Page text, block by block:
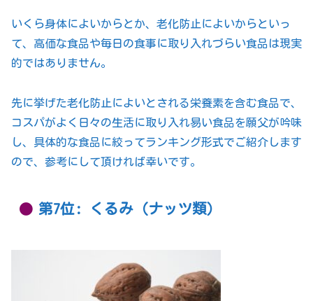
いくら身体によいからとか、老化防止によいからといっ
て、高価な食品や毎日の食事に取り入れづらい食品は現実
的ではありません。
先に挙げた老化防止によいとされる栄養素を含む食品で、
コスパがよく日々の生活に取り入れ易い食品を願父が吟味
し、具体的な食品に絞ってランキング形式でご紹介します
ので、参考にして頂ければ幸いです。
第7位: くるみ（ナッツ類）